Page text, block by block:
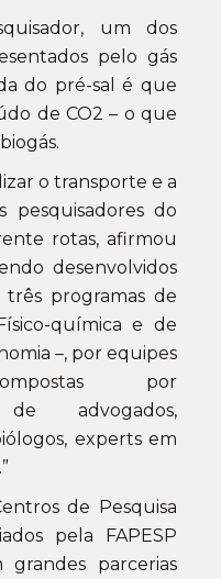
um dos
pelo gás
do pré-sal é que
de CO2 – o que
o transporte e a
pesquisadores do
rotas, afirmou
desenvolvidos
programas de
química e de
–, por equipes
por
advogados,
experts em
de Pesquisa
pela FAPESP
parcerias